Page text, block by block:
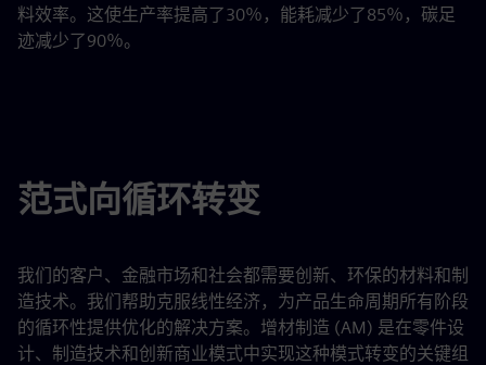
料效率。这使生产率提高了30％，能耗减少了85％，碳足
迹减少了90％。
范式向循环转变
我们的客户、金融市场和社会都需要创新、环保的材料和制
造技术。我们帮助克服线性经济，为产品生命周期所有阶段
的循环性提供优化的解决方案。增材制造 (AM) 是在零件设
计、制造技术和创新商业模式中实现这种模式转变的关键组